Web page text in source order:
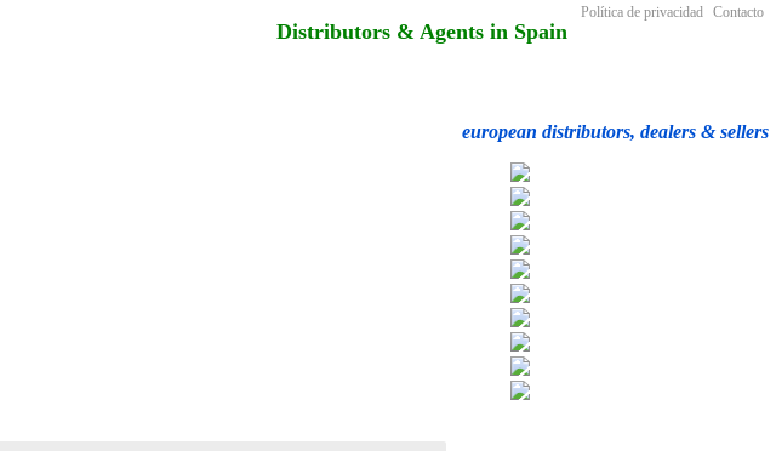
Distributors & Agents in Spain
european distributors, dealers & sellers
Política de privacidad Contacto